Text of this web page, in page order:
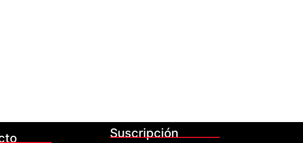
Suscripción